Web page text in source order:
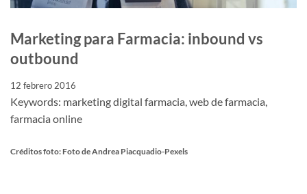
Marketing para Farmacia: inbound vs
outbound
12 febrero 2016
Keywords: marketing digital farmacia, web de farmacia,
farmacia online
Créditos foto: Foto de Andrea Piacquadio-Pexels